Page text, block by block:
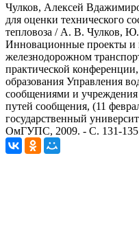
Чулков, Алексей
для оценки технического
тепловоза / А. В. Чулков,
Инновационные проекты и
железнодорожном
практической
образования Управления
сообщениями и
путей сообщения, (11
государственный
ОмГУПС, 2009. - С. 131-